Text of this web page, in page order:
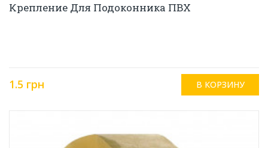
Крепление Для Подоконника ПВХ
1.5 грн